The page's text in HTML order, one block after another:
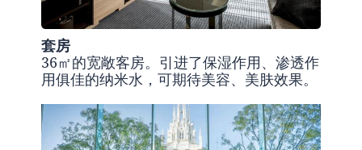
套房
36㎡的宽敞客房。引进了保湿作用、渗透作
用俱佳的纳米水，可期待美容、美肤效果。